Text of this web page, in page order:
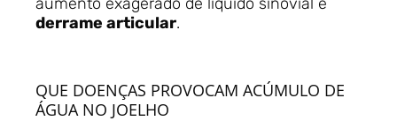
derrame articular.
QUE DOENÇAS PROVOCAM ACÚMULO DE
ÁGUA NO JOELHO